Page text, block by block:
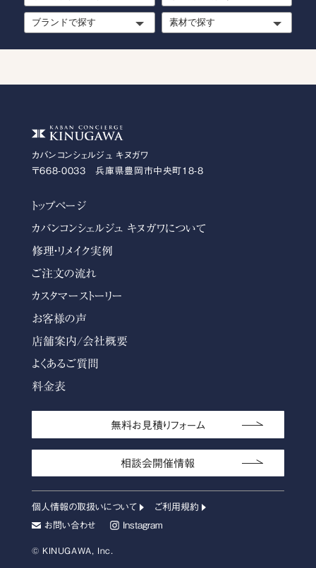
カバンコンシェルジュ キヌガワ
〒668-0033 兵庫県豊岡市中央町18-8
トップページ
カバンコンシェルジュ キヌガワについて
修理・リメイク実例
ご注文の流れ
カスタマーストーリー
お客様の声
店舗案内/会社概要
よくあるご質問
料金表
無料お見積りフォーム
相談会開催情報
個人情報の取扱いについて
ご利用規約
お問い合わせ
Instagram
© KINUGAWA, Inc.